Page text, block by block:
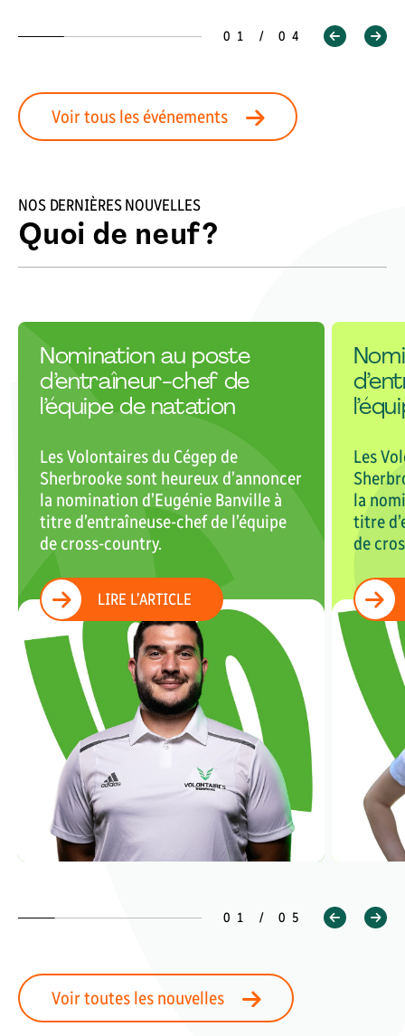
01 / 04
Voir tous les événements
NOS DERNIÈRES NOUVELLES
Quoi de neuf?
Nomination au poste
d’entraîneur-chef de
l’équipe de natation
Les Volontaires du Cégep de
Sherbrooke sont heureux d’annoncer
la nomination d’Eugénie Banville à
titre d’entraîneuse-chef de l’équipe
de cross-country.
LIRE L’ARTICLE
Les
la
titre
de
01 / 05
Voir toutes les nouvelles